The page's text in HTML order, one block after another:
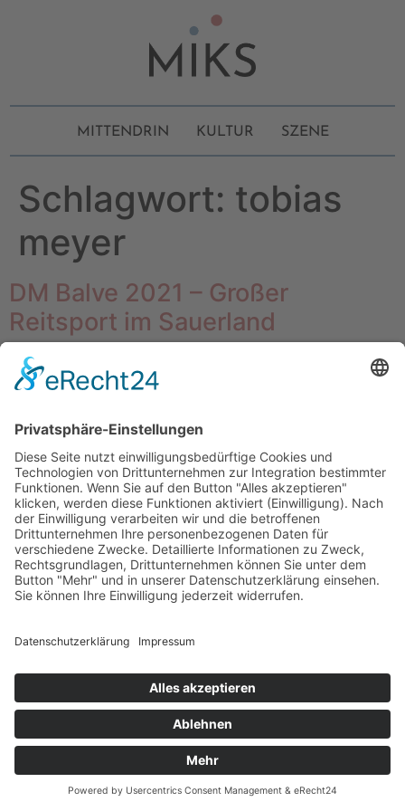
MITTENDRIN KULTUR SZENE
Schlagwort: tobias
meyer
DM Balve 2021 – Großer
Reitsport im Sauerland
der Altersklasse U25, ein gerührter
Goldmedaillengewinner und Petrus auf der richtigen
Impressum Datenschutzerklärung
© MIKS Magazin 2026